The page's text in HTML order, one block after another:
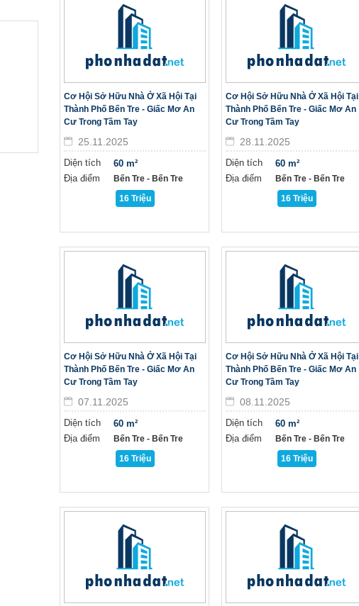
Cơ Hội Sở Hữu Nhà Ở Xã Hội Tại
Thành Phố Bến Tre - Giấc Mơ An
Cư Trong Tầm Tay
25.11.2025
Diện tích
Địa điểm
60 m²
Bến Tre - Bến Tre
16 Triệu
Cơ Hội Sở Hữu Nhà Ở Xã Hội Tại
Thành Phố Bến Tre - Giấc Mơ An
Cư Trong Tầm Tay
28.11.2025
Diện tích
Địa điểm
60 m²
Bến Tre - Bến Tre
16 Triệu
Cơ Hội Sở Hữu Nhà Ở Xã Hội Tại
Thành Phố Bến Tre - Giấc Mơ An
Cư Trong Tầm Tay
07.11.2025
Diện tích
Địa điểm
60 m²
Bến Tre - Bến Tre
16 Triệu
Cơ Hội Sở Hữu Nhà Ở Xã Hội Tại
Thành Phố Bến Tre - Giấc Mơ An
Cư Trong Tầm Tay
08.11.2025
Diện tích
Địa điểm
60 m²
Bến Tre - Bến Tre
16 Triệu